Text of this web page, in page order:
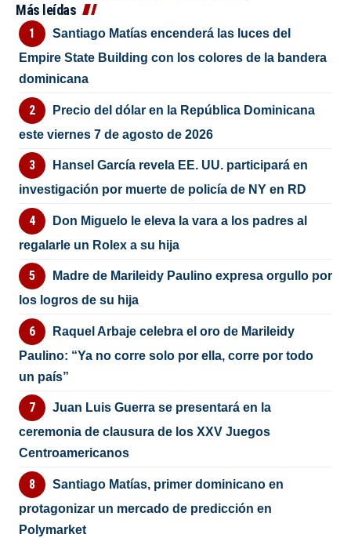
Más leídas
Santiago Matías encenderá las luces del
Empire State Building con los colores de la bandera
dominicana
Precio del dólar en la República Dominicana
este viernes 7 de agosto de 2026
Hansel García revela EE. UU. participará en
investigación por muerte de policía de NY en RD
Don Miguelo le eleva la vara a los padres al
regalarle un Rolex a su hija
Madre de Marileidy Paulino expresa orgullo por
los logros de su hija
Raquel Arbaje celebra el oro de Marileidy
Paulino: “Ya no corre solo por ella, corre por todo
un país”
Juan Luis Guerra se presentará en la
ceremonia de clausura de los XXV Juegos
Centroamericanos
Santiago Matías, primer dominicano en
protagonizar un mercado de predicción en
Polymarket